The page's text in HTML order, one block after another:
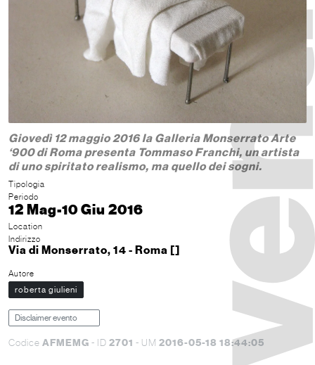
Giovedì 12 maggio 2016 la Galleria Monserrato Arte
‘900 di Roma presenta Tommaso Franchi, un artista
di uno spiritato realismo, ma quello dei sogni.
Tipologia
Periodo
12 Mag-10 Giu 2016
Location
Indirizzo
Via di Monserrato, 14 - Roma []
Autore
roberta giulieni
Disclaimer evento
Codice AFMEMG - ID 2701 - UM 2016-05-18 18:44:05